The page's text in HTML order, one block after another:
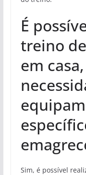
É
treino
em
Sim, é possível